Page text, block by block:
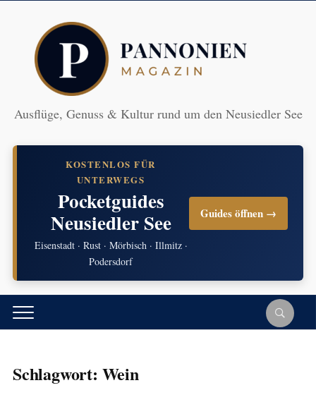
Ausflüge, Genuss & Kultur rund um den Neusiedler See
KOSTENLOS FÜR
UNTERWEGS
Pocketguides
Neusiedler See
Eisenstadt · Rust · Mörbisch · Illmitz ·
Podersdorf
Guides öffnen →
Schlagwort: Wein